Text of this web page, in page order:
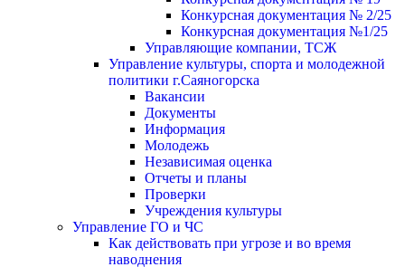
Конкурсная документация № 2/25
Конкурсная документация №1/25
Управляющие компании, ТСЖ
Управление культуры, спорта и молодежной
политики г.Саяногорска
Вакансии
Документы
Информация
Молодежь
Независимая оценка
Отчеты и планы
Проверки
Учреждения культуры
Управление ГО и ЧС
Как действовать при угрозе и во время
наводнения